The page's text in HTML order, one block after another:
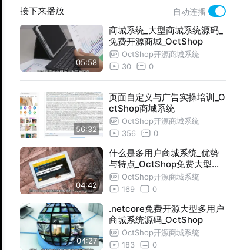
接下来播放 自动连播
05:58
商城系统_大型商城系统源码_
免费开源商城_OctShop
OctShop开源商城系统
30
0
56:32
页面自定义与广告实操培训_O
ctShop商城系统
OctShop开源商城系统
356
0
04:42
什么是多用户商城系统_优势
与特点_OctShop免费大型多
用户商城
OctShop开源商城系统
169
0
04:27
.netcore免费开源大型多用户
商城系统源码_OctShop
OctShop开源商城系统
183
0